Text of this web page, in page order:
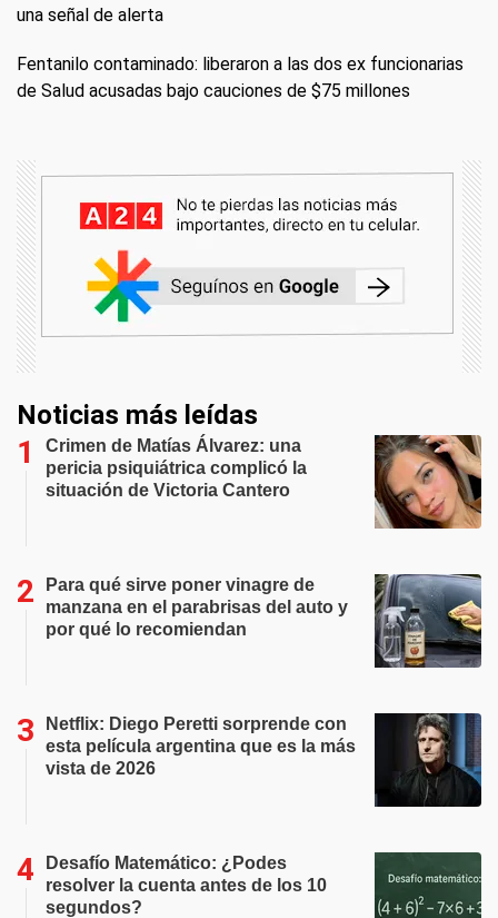
una señal de alerta
Fentanilo contaminado: liberaron a las dos ex funcionarias
de Salud acusadas bajo cauciones de $75 millones
Noticias más leídas
Crimen de Matías Álvarez: una
pericia psiquiátrica complicó la
situación de Victoria Cantero
Para qué sirve poner vinagre de
manzana en el parabrisas del auto y
por qué lo recomiendan
Netflix: Diego Peretti sorprende con
esta película argentina que es la más
vista de 2026
Desafío Matemático: ¿Podes
resolver la cuenta antes de los 10
segundos?